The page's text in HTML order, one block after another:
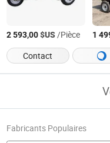
2 593,00$US/Pièce 1
Contact
Fabricants Populaires